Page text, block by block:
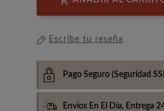
Escribe tu reseña
Pago Seguro (Seguridad
Envíos En El Día, Entrega